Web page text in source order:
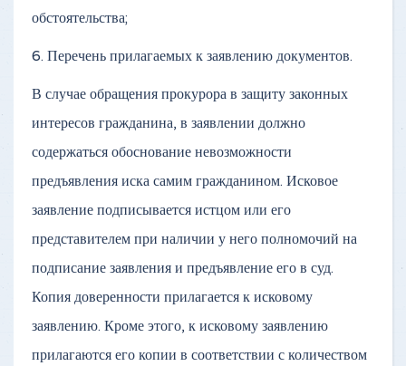
обстоятельства;
6. Перечень прилагаемых к заявлению документов.
В случае обращения прокурора в защиту законных
интересов гражданина, в заявлении должно
содержаться обоснование невозможности
предъявления иска самим гражданином. Исковое
заявление подписывается истцом или его
представителем при наличии у него полномочий на
подписание заявления и предъявление его в суд.
Копия доверенности прилагается к исковому
заявлению. Кроме этого, к исковому заявлению
прилагаются его копии в соответствии с количеством